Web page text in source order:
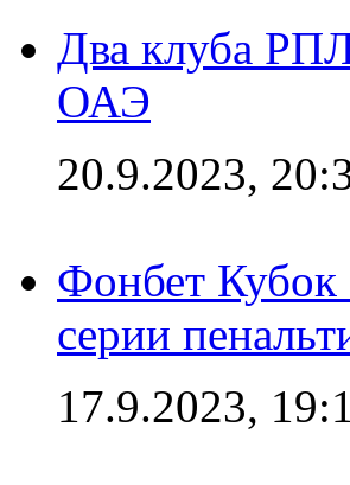
Два клуба
ОАЭ
20.9.2023,
Фонбет Кубок
серии
17.9.2023,